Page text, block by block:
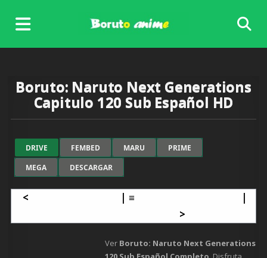
content
Boruto: Naruto Next Generations
Capitulo 120 Sub Español HD
DRIVE FEMBED MARU
PRIME
MEGA
DESCARGAR
< | ≡
|
>
Ver Boruto: Naruto Next Generations